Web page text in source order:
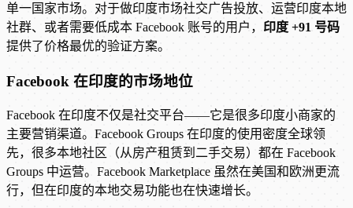
单一国家市场。对于做印度市场社交广告投放、运营印度本地
社群、或者需要低成本 Facebook 账号的用户， 印度 +91 号码
提供了价格最优的验证方案。
Facebook 在印度的市场地位
Facebook 在印度不仅是社交平台——它是很多印度小商家的
主要营销渠道。Facebook Groups 在印度的使用密度全球领
先，很多本地社区（从房产租赁到二手交易）都在 Facebook
Groups 中运营。Facebook Marketplace 虽然在美国和欧洲更流
行，但在印度的本地交易功能也在快速增长。